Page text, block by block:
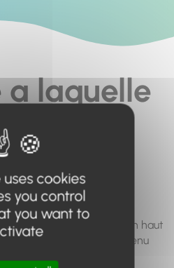
a laquelle
à
n'existe
plus.
le moteur de recherche en haut
pour trouver le contenu
uses cookies
you control
you want to